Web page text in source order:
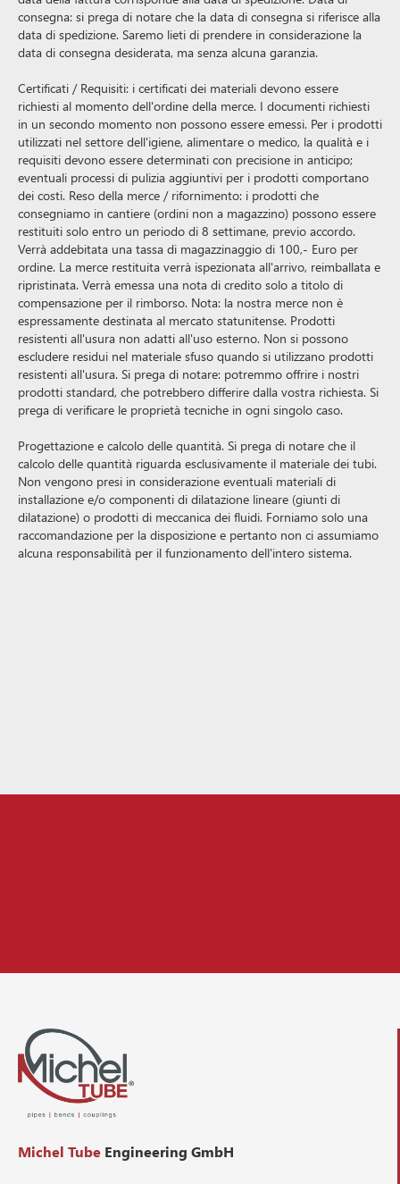
consegna: si prega di notare che la data di consegna si riferisce alla
data di spedizione. Saremo lieti di prendere in considerazione la
data di consegna desiderata, ma senza alcuna garanzia.
Certificati / Requisiti: i certificati dei materiali devono essere
richiesti al momento dell'ordine della merce. I documenti richiesti
in un secondo momento non possono essere emessi. Per i prodotti
utilizzati nel settore dell'igiene, alimentare o medico, la qualità e i
requisiti devono essere determinati con precisione in anticipo;
eventuali processi di pulizia aggiuntivi per i prodotti comportano
dei costi. Reso della merce / rifornimento: i prodotti che
consegniamo in cantiere (ordini non a magazzino) possono essere
restituiti solo entro un periodo di 8 settimane, previo accordo.
Verrà addebitata una tassa di magazzinaggio di 100,- Euro per
ordine. La merce restituita verrà ispezionata all'arrivo, reimballata e
ripristinata. Verrà emessa una nota di credito solo a titolo di
compensazione per il rimborso. Nota: la nostra merce non è
espressamente destinata al mercato statunitense. Prodotti
resistenti all'usura non adatti all'uso esterno. Non si possono
escludere residui nel materiale sfuso quando si utilizzano prodotti
resistenti all'usura. Si prega di notare: potremmo offrire i nostri
prodotti standard, che potrebbero differire dalla vostra richiesta. Si
prega di verificare le proprietà tecniche in ogni singolo caso.
Progettazione e calcolo delle quantità. Si prega di notare che il
calcolo delle quantità riguarda esclusivamente il materiale dei tubi.
Non vengono presi in considerazione eventuali materiali di
installazione e/o componenti di dilatazione lineare (giunti di
dilatazione) o prodotti di meccanica dei fluidi. Forniamo solo una
raccomandazione per la disposizione e pertanto non ci assumiamo
alcuna responsabilità per il funzionamento dell'intero sistema.
Michel Tube Engineering GmbH